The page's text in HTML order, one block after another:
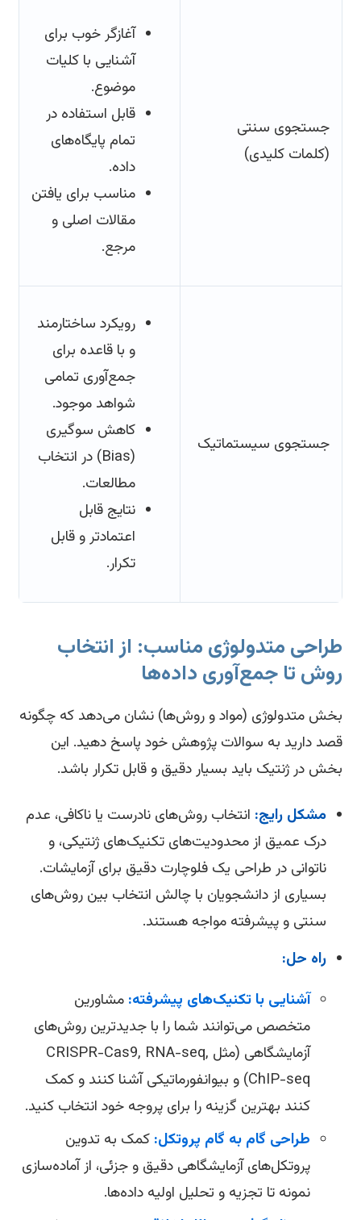
جستجوی سنتی
(کلمات کلیدی)
آغازگر خوب برای
آشنایی با کلیات
موضوع.
قابل استفاده در
تمام پایگاه‌های
داده.
مناسب برای یافتن
مقالات اصلی و
مرجع.
جستجوی سیستماتیک
رویکرد ساختارمند
و با قاعده برای
جمع‌آوری تمامی
شواهد موجود.
کاهش سوگیری
(Bias) در انتخاب
مطالعات.
نتایج قابل
اعتمادتر و قابل
تکرار.
متدولوژی مناسب: از انتخاب
تا جمع‌آوری داده‌ها
متدولوژی (مواد و روش‌ها) نشان می‌دهد که چگونه
دارید به سوالات پژوهش خود پاسخ دهید. این
در ژنتیک باید بسیار دقیق و قابل تکرار باشد.
مشکل رایج:انتخاب روش‌های نادرست یا ناکافی، عدم
درک عمیق از محدودیت‌های تکنیک‌های ژنتیکی، و
ناتوانی در طراحی یک فلوچارت دقیق برای آزمایشات.
بسیاری از دانشجویان با چالش انتخاب بین روش‌های
سنتی و پیشرفته مواجه هستند.
راه حل:
آشنایی با تکنیک‌های پیشرفته:مشاورین
متخصص می‌توانند شما را با جدیدترین روش‌های
آزمایشگاهی (مثل CRISPR-Cas9, RNA-seq,
ChIP-seq) و بیوانفورماتیکی آشنا کنند و کمک
کنند بهترین گزینه را برای پروجه خود انتخاب کنید.
طراحی گام به گام پروتکل:کمک به تدوین
پروتکل‌های آزمایشگاهی دقیق و جزئی، از آماده‌سازی
نمونه تا تجزیه و تحلیل اولیه داده‌ها.